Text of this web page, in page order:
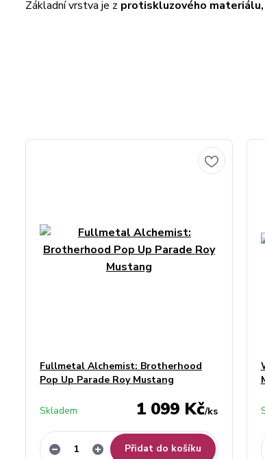
Základní vrstva je z protiskluzového materiálu,
Fullmetal Alchemist: Brotherhood
Pop Up Parade Roy Mustang
1 099 Kč/ks
Skladem
Přidat do košíku